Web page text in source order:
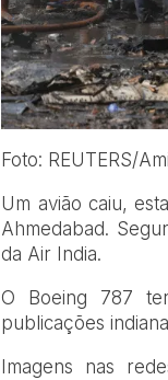
Foto: REUTERS/
Um avião caiu,
Ahmedabad.
da Air India.
O Boeing 787
publicações
Imagens nas